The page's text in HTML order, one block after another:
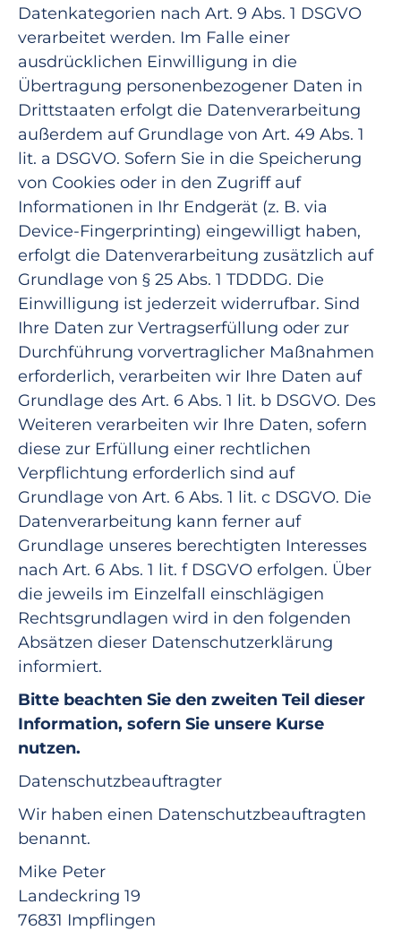
Datenkategorien nach Art. 9 Abs. 1 DSGVO
verarbeitet werden. Im Falle einer
ausdrücklichen Einwilligung in die
Übertragung personenbezogener Daten in
Drittstaaten erfolgt die Datenverarbeitung
außerdem auf Grundlage von Art. 49 Abs. 1
lit. a DSGVO. Sofern Sie in die Speicherung
von Cookies oder in den Zugriff auf
Informationen in Ihr Endgerät (z. B. via
Device-Fingerprinting) eingewilligt haben,
erfolgt die Datenverarbeitung zusätzlich auf
Grundlage von § 25 Abs. 1 TDDDG. Die
Einwilligung ist jederzeit widerrufbar. Sind
Ihre Daten zur Vertragserfüllung oder zur
Durchführung vorvertraglicher Maßnahmen
erforderlich, verarbeiten wir Ihre Daten auf
Grundlage des Art. 6 Abs. 1 lit. b DSGVO. Des
Weiteren verarbeiten wir Ihre Daten, sofern
diese zur Erfüllung einer rechtlichen
Verpflichtung erforderlich sind auf
Grundlage von Art. 6 Abs. 1 lit. c DSGVO. Die
Datenverarbeitung kann ferner auf
Grundlage unseres berechtigten Interesses
nach Art. 6 Abs. 1 lit. f DSGVO erfolgen. Über
die jeweils im Einzelfall einschlägigen
Rechtsgrundlagen wird in den folgenden
Absätzen dieser Datenschutzerklärung
informiert.
Bitte beachten Sie den zweiten Teil dieser
Information, sofern Sie unsere Kurse
nutzen.
Datenschutz­beauftragter
Wir haben einen Datenschutzbeauftragten
benannt.
Mike Peter
Landeckring 19
76831 Impflingen